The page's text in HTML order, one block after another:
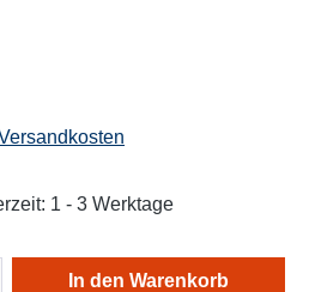
1 - 3 Werktage
den gewünschten
In den Warenkorb